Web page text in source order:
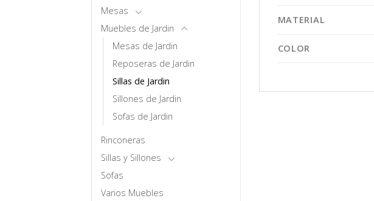
Mesas
Muebles de Jardin
Mesas de Jardin
Reposeras de Jardin
Sillas de Jardin
Sillones de Jardin
Sofas de Jardin
Rinconeras
Sillas y Sillones
Sofas
Varios Muebles
MATERIAL
COLOR